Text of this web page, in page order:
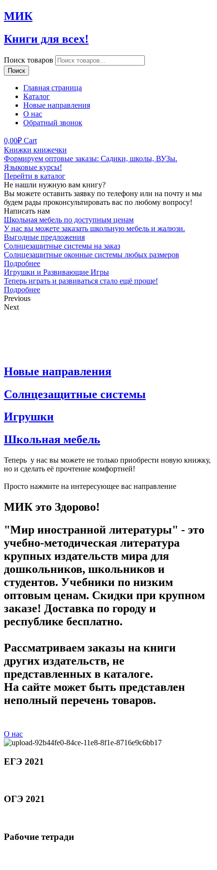
МИК
Книги для всех!
Поиск товаров
Поиск
Главная страница
Каталог
Новые направления
О нас
Обратный звонок
0,00₽ Cart
Книжки книжечки
Формируем оптовые заказы: Садики, школы, ВУЗы.
Языковые курсы!
Перейти в каталог
Не нашли нужную вам книгу?
Вы можете оставить заявку по телефону или на почту и мы
будем рады проконсультировать вас по любому вопросу!
Написать нам
Школьная мебель по доступным ценам
У нас вы можете заказать школьную мебель и жалюзи.
Выгодные предложения
Солнцезащитные системы на заказ
Солнцезащитные оконные системы любых размеров
Подробнее
Игрушки и Развивающие Игры
Теперь играть и развиваться стало ещё проще!
Подробнее
Previous
Next
Новые направления
Солнцезащитные системы
Игрушки
Школьная мебель
Теперь у нас вы можете не только приобрести новую книжку,
но и сделать её прочтение комфортней!
Просто нажмите на интересующее вас направление
МИК это Здорово!
"Мир иностранной литературы" - это
учебно-методическая литература
крупных издательств мира для
дошкольников, школьников и
студентов. Учебники по низким
оптовым ценам. Скидки при крупном
заказе! Доставка по городу и
республике бесплатно.
Рассматриваем заказы на книги
других издательств, не
представленных в каталоге.
На сайте может быть представлен
неполный перечень товаров.
О нас
ЕГЭ 2021
ОГЭ 2021
Рабочие тетради